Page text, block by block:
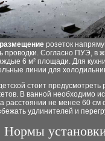
размещение розеток
проводки. Согласно ПУЭ, в
6 м² площади. Для
линии для
стоит
В ванной необходимо
расстоянии не менее 60
удлинителей и
Нормы